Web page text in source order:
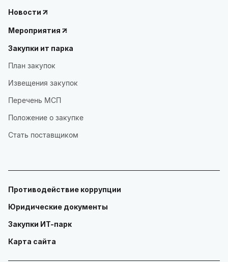
Новости
Мероприятия
Закупки ит парка
План закупок
Извещения закупок
Перечень МСП
Положение о закупке
Стать поставщиком
Противодействие коррупции
Юридические документы
Закупки ИТ-парк
Карта сайта